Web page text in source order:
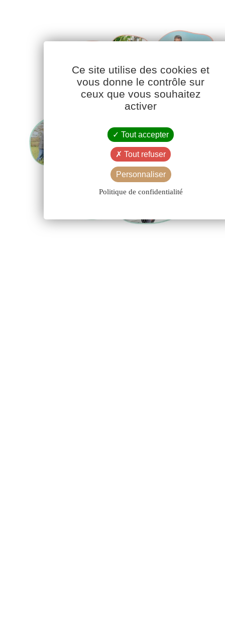
Ce site utilise des cookies et
vous donne le contrôle sur
ceux que vous souhaitez
activer
Tout accepter
Tout refuser
Personnaliser
Politique de confidentialité